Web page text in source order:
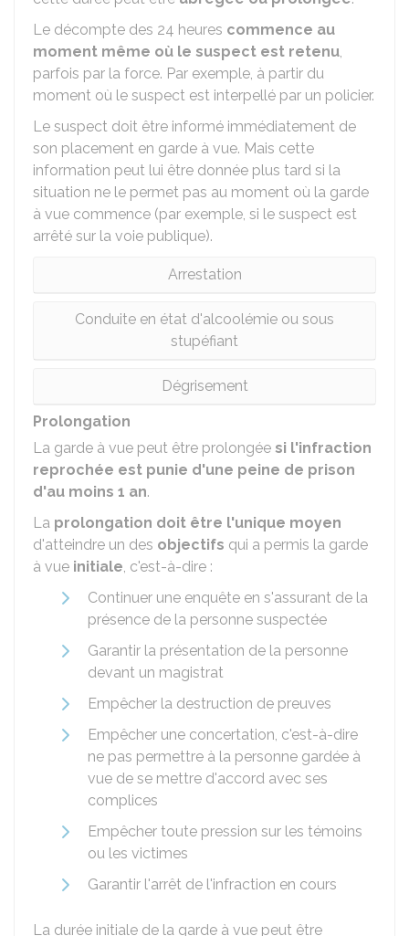
Le décompte des 24 heures commence au
moment même où le suspect est retenu,
parfois par la force. Par exemple, à partir du
moment où le suspect est interpellé par un policier.
Le suspect doit être informé immédiatement de
son placement en garde à vue. Mais cette
information peut lui être donnée plus tard si la
situation ne le permet pas au moment où la garde
à vue commence (par exemple, si le suspect est
arrêté sur la voie publique).
Arrestation
Conduite en état d'alcoolémie ou sous
stupéfiant
Dégrisement
Prolongation
La garde à vue peut être prolongée si l'infraction
reprochée est punie d'une peine de prison
d'au moins 1 an.
La prolongation doit être l'unique moyen
d'atteindre un des objectifs qui a permis la garde
à vue initiale, c'est-à-dire :
Continuer une enquête en s'assurant de la
présence de la personne suspectée
Garantir la présentation de la personne
devant un magistrat
Empêcher la destruction de preuves
Empêcher une concertation, c'est-à-dire
ne pas permettre à la personne gardée à
vue de se mettre d'accord avec ses
complices
Empêcher toute pression sur les témoins
ou les victimes
Garantir l'arrêt de l'infraction en cours
La durée initiale de la garde à vue peut être